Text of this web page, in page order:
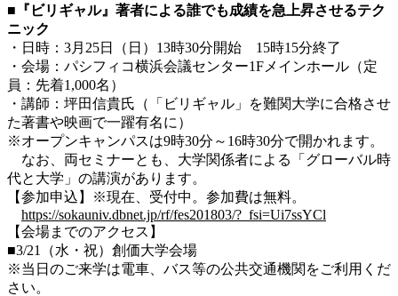
■『ビリギャル』著者による誰でも成績を急上昇させるテク
ニック
・日時：3月25日（日）13時30分開始 15時15分終了
・会場：パシフィコ横浜会議センター1Fメインホール（定
員：先着1,000名）
・講師：坪田信貴氏（「ビリギャル」を難関大学に合格させ
た著書や映画で一躍有名に）
※オープンキャンパスは9時30分～16時30分で開かれます。
なお、両セミナーとも、大学関係者による「グローバル時
代と大学」の講演があります。
【参加申込】※現在、受付中。参加費は無料。
https://sokauniv.dbnet.jp/rf/fes201803/?_fsi=Ui7ssYCl
【会場までのアクセス】
■3/21（水・祝）創価大学会場
※当日のご来学は電車、バス等の公共交通機関をご利用くだ
さい。